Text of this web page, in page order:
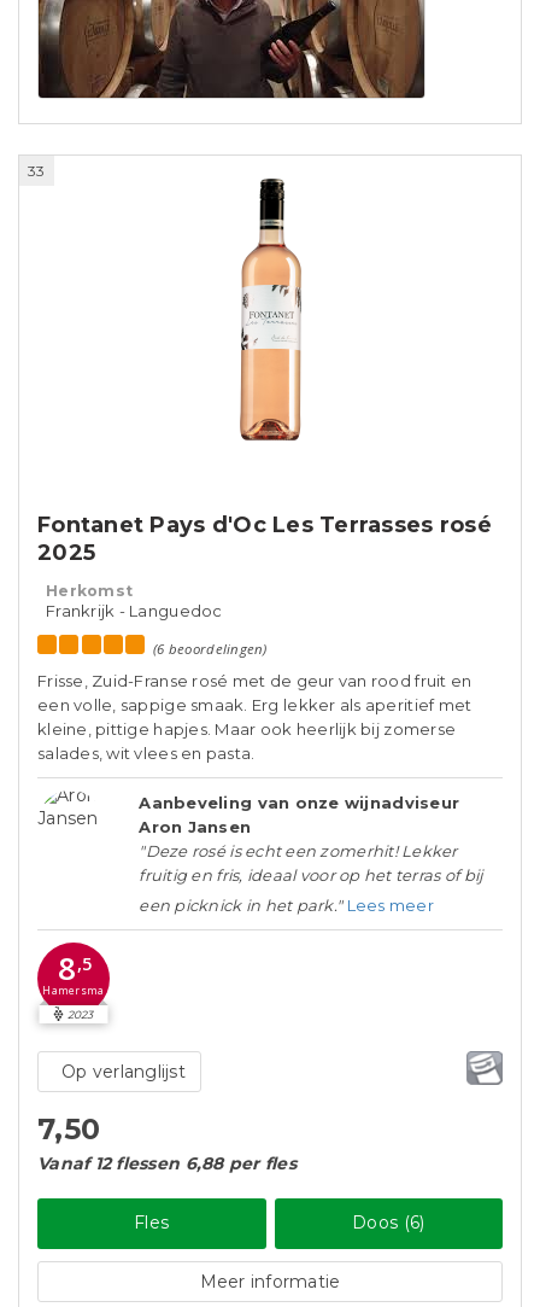
33
Fontanet Pays d'Oc Les Terrasses rosé
2025
Herkomst
Frankrijk - Languedoc
(6 beoordelingen)
Frisse, Zuid-Franse rosé met de geur van rood fruit en
een volle, sappige smaak. Erg lekker als aperitief met
kleine, pittige hapjes. Maar ook heerlijk bij zomerse
salades, wit vlees en pasta.
Aanbeveling van onze wijnadviseur
Aron Jansen
"Deze rosé is echt een zomerhit! Lekker
fruitig en fris, ideaal voor op het terras of bij
een picknick in het park." Lees meer
8,5
Hamersma
2023
Op verlanglijst
7,50
Vanaf 12 flessen 6,88 per fles
Fles Doos (6)
Meer informatie